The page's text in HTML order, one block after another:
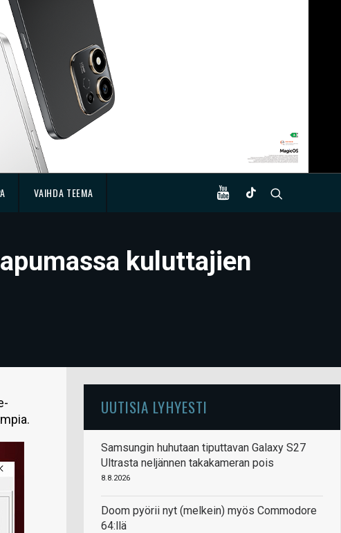
VAIHDA TEEMA
kuluttajien
UUTISIA LYHYESTI
Samsungin huhutaan tiputtavan Galaxy S27
Ultrasta neljännen takakameran pois
8.8.2026
Doom pyörii nyt (melkein) myös Commodore
64:llä